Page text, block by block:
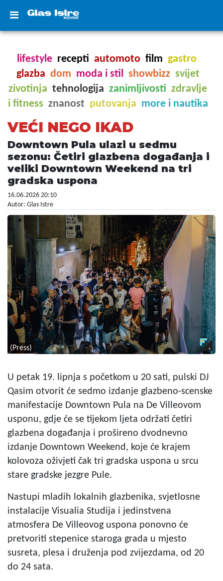
lifestyle recepti automoto film gastro
glazba dom moda i stil showbizz svijet
zivotinja tehnologija zanimljivosti zdravlje
i fitness znanost putovanja more i nautika
VEĆI NEGO IKAD
Downtown Pula ulazi u sedmu
sezonu: Četiri glazbena događanja i
veliki Downtown Weekend na tri
gradska uspona
16.06.2026 20:10
Autor: Glas Istre
(Press)
U petak 19. lipnja s početkom u 20 sati, pulski DJ
Qasim otvorit će sedmo izdanje glazbeno-scenske
manifestacije Downtown Pula na De Villeovom
usponu, gdje će se tijekom ljeta održati četiri
glazbena događanja i prošireno dvodnevno
izdanje Downtown Weekend, koje će krajem
kolovoza oživjeti čak tri gradska uspona u srcu
stare gradske jezgre Pule.
Nastupi mladih lokalnih glazbenika, svjetlosne
instalacije Visualia Studija i jedinstvena
atmosfera De Villeovog uspona ponovno će
pretvoriti stepenice staroga grada u mjesto
susreta, plesa i druženja pod zvijezdama, od 20
do 24 sata.